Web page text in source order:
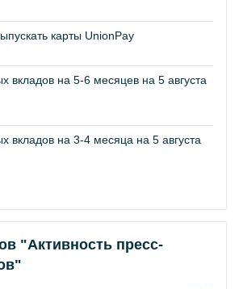
карты UnionPay
вкладов на 5-6 месяцев на 5 августа
вкладов на 3-4 месяца на 5 августа
"Активность пресс-